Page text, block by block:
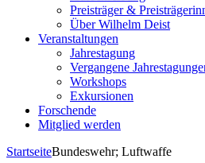
Preisträger &
Über Wilhelm Deist
Veranstaltungen
Jahrestagung
Vergangene
Workshops
Exkursionen
Forschende
Mitglied werden
StartseiteBundeswehr; Luftwaffe